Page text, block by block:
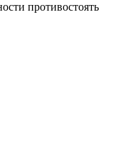
противостоять